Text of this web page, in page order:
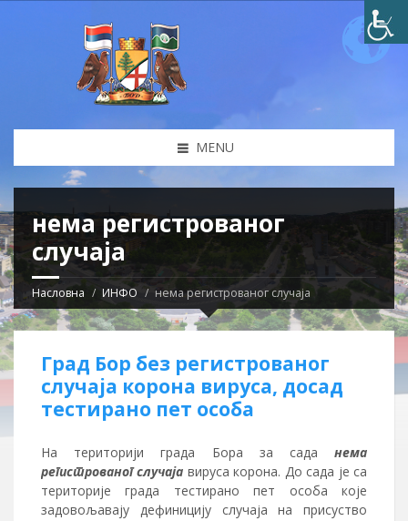
MENU
нема регистрованог
случаја
Насловна ИНФО нема регистрованог случаја
Град Бор без регистрованог
случаја корона вируса, досад
тестирано пет особа
На територији града Бора за сада нема
регистрованог случаја вируса корона. До сада је са
територије града тестирано пет особа које
задовољавају дефиницију случаја на присуство